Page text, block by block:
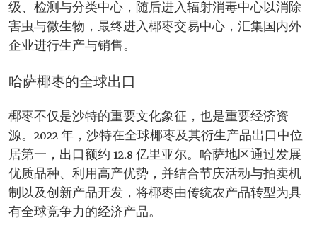
级、检测与分类中心，随后进入辐射消毒中心以消除
害虫与微生物，最终进入椰枣交易中心，汇集国内外
企业进行生产与销售。
哈萨椰枣的全球出口
椰枣不仅是沙特的重要文化象征，也是重要经济资
源。2022 年，沙特在全球椰枣及其衍生产品出口中位
居第一，出口额约 12.8 亿里亚尔。哈萨地区通过发展
优质品种、利用高产优势，并结合节庆活动与拍卖机
制以及创新产品开发，将椰枣由传统农产品转型为具
有全球竞争力的经济产品。